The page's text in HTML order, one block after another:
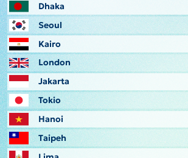
Dhaka
Seoul
Kairo
London
Jakarta
Tokio
Hanoi
Taipeh